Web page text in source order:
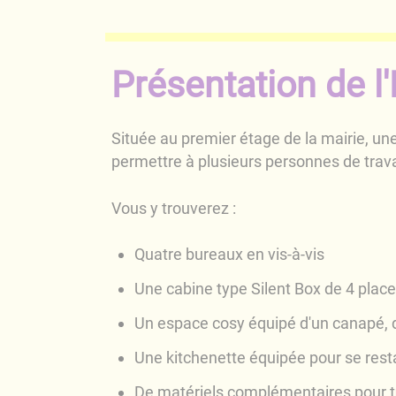
Présentation de
Située au premier étage de la mairie,
permettre à plusieurs personnes de
Vous y trouverez :
Quatre bureaux en vis-à-vis
Une cabine type Silent Box de 4
Un espace cosy équipé d'un
Une kitchenette équipée pour se
De matériels complémentaires pour